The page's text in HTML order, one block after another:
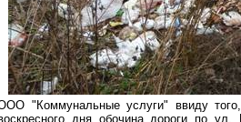
"Коммунальные услуги" ввиду
дня обочина дороги по